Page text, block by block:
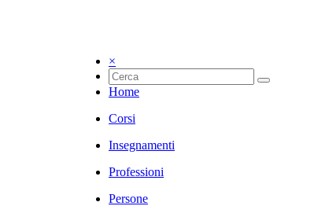
×
Home
Corsi
Insegnamenti
Professioni
Persone